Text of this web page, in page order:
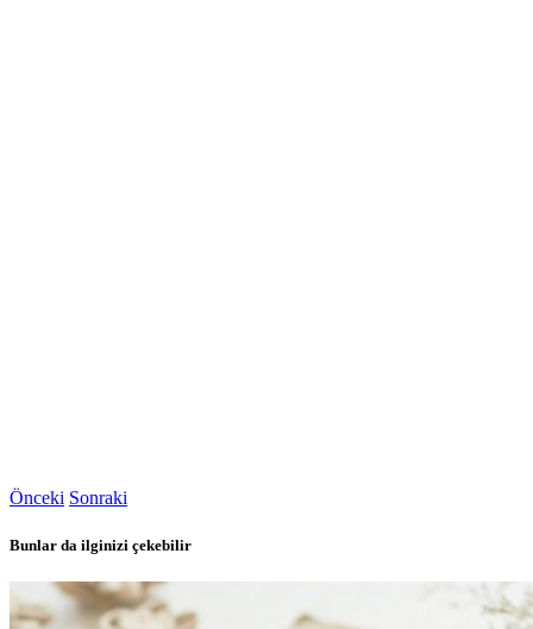
Önceki Sonraki
Bunlar da ilginizi çekebilir